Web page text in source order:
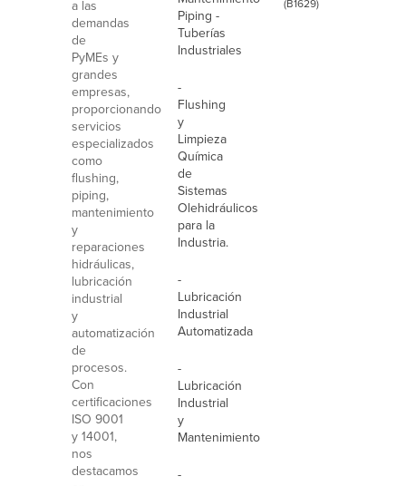
a las
demandas
de
PyMEs y
grandes
empresas,
proporcionando
servicios
especializados
como
flushing,
piping,
mantenimiento
y
reparaciones
hidráulicas,
lubricación
industrial
y
automatización
de
procesos.
Con
certificaciones
ISO 9001
y 14001,
nos
destacamos
Piping -
Tuberías
Industriales
-
Flushing
y
Limpieza
Química
de
Sistemas
Olehidráulicos
para la
Industria.
-
Lubricación
Industrial
Automatizada
-
Lubricación
Industrial
y
Mantenimiento
-